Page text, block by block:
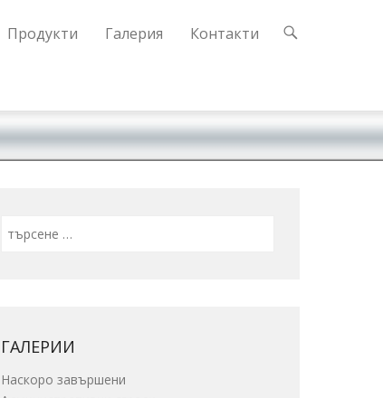
Продукти Галерия Контакти
ГАЛЕРИИ
Наскоро завършени